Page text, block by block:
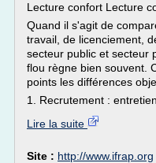
Lecture confort Lecture
Quand il s'agit de
travail, de licenciement,
secteur public et secteur
flou règne bien souvent.
points les différences
1. Recrutement :
Lire la suite
Site : http://www.ifrap.org